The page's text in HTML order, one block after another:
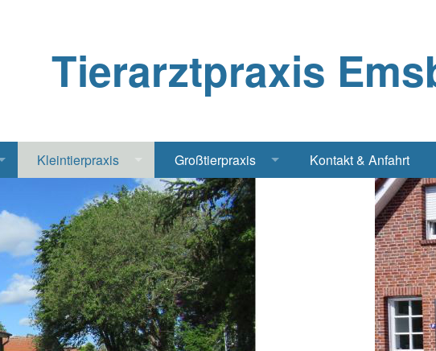
Tierarztpraxis
Kleintierpraxis
Hund, Katze
Heimtiere
Röntgen Ultraschall Elektrochirurgie Narkose
Großtierpraxis
Bestandsbetreuung Schwein
Bestandsbetreuung Rind
Pferde
Geflügel, Tauben, Hühner
Kontakt & Anfahrt